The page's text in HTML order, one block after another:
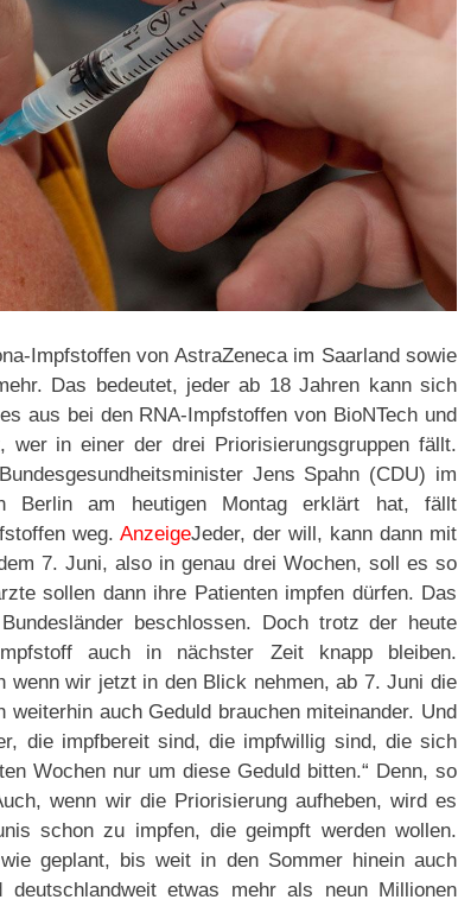
Impfstoffen von AstraZeneca im Saarland sowie
Das bedeutet, jeder ab 18 Jahren kann sich
aus bei den RNA-Impfstoffen von BioNTech und
wer in einer der drei Priorisierungsgruppen fällt.
Jens Spahn (CDU) im
Berlin am heutigen Montag erklärt hat, fällt
weg. AnzeigeJeder, der will, kann dann mit
7. Juni, also in genau drei Wochen, soll es so
sollen dann ihre Patienten impfen dürfen. Das
beschlossen. Doch trotz der heute
auch in nächster Zeit knapp bleiben.
wenn wir jetzt in den Blick nehmen, ab 7. Juni die
auch Geduld brauchen miteinander. Und
die impfbereit sind, die impfwillig sind, die sich
Wochen nur um diese Geduld bitten.“ Denn, so
wenn wir die Priorisierung aufheben, wird es
schon zu impfen, die geimpft werden wollen.
geplant, bis weit in den Sommer hinein auch
deutschlandweit etwas mehr als neun Millionen